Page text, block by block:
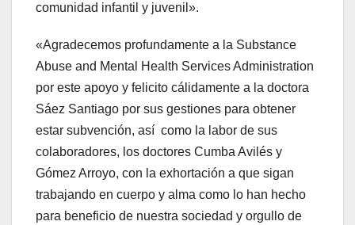
comunidad infantil y juvenil».
«Agradecemos profundamente a la Substance
Abuse and Mental Health Services Administration
por este apoyo y felicito cálidamente a la doctora
Sáez Santiago por sus gestiones para obtener
estar subvención, así como la labor de sus
colaboradores, los doctores Cumba Avilés y
Gómez Arroyo, con la exhortación a que sigan
trabajando en cuerpo y alma como lo han hecho
para beneficio de nuestra sociedad y orgullo de